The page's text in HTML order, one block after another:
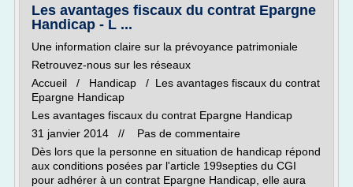
Les avantages fiscaux du contrat Epargne
Handicap - L ...
Une information claire sur la prévoyance patrimoniale
Retrouvez-nous sur les réseaux
Accueil / Handicap / Les avantages fiscaux du contrat
Epargne Handicap
Les avantages fiscaux du contrat Epargne Handicap
31 janvier 2014 // Pas de commentaire
Dès lors que la personne en situation de handicap répond
aux conditions posées par l'article 199septies du CGI
pour adhérer à un contrat Epargne Handicap, elle aura